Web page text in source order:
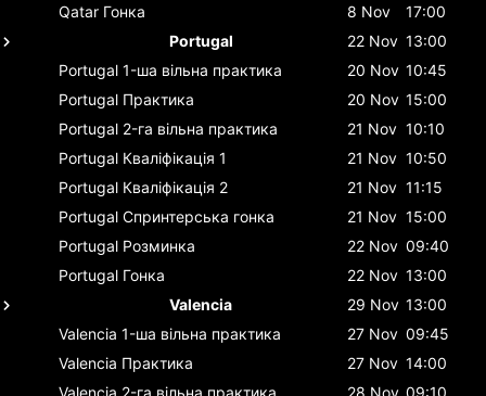
Qatar Гонка 8 Nov
17:00
Portugal
22 Nov 13:00
Portugal 1-ша вільна практика 20 Nov 10:45
Portugal Практика 20 Nov 15:00
Portugal 2-га вільна практика 21 Nov 10:10
Portugal Кваліфікація 1 21 Nov 10:50
Portugal Кваліфікація 2 21 Nov 11:15
Portugal Спринтерська гонка 21 Nov 15:00
Portugal Розминка 22 Nov 09:40
Portugal Гонка 22 Nov 13:00
Valencia
29 Nov 13:00
Valencia 1-ша вільна практика 27 Nov 09:45
Valencia Практика 27 Nov 14:00
Valencia 2-га вільна практика 28 Nov 09:10